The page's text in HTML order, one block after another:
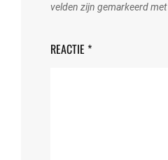
velden zijn gemarkeerd met
REACTIE *